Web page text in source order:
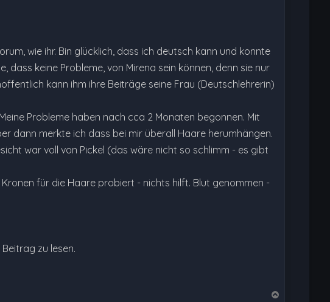
wie ihr. Bin glücklich, dass ich deutsch kann und konnte
dass keine Probleme, von Mirena sein können, denn sie nur
kann ihm ihre Beiträge seine Frau (Deutschlehrerin)
Probleme haben nach cca 2 Monaten begonnen. Mit
dann merkte ich dass bei mir überall Haare herumhängen.
war voll von Pickel (das wäre nicht so schlimm - es gibt
für die Haare probiert - nichts hilft. Blut genommen -
zu lesen.